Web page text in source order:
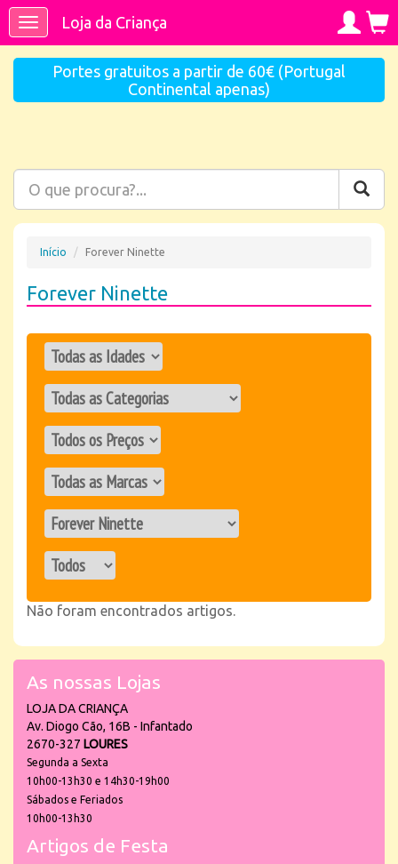
ToggleLoja da Criança
Portes gratuitos a partir de 60€ (Portugal
Continental apenas)
Início Forever Ninette
Forever Ninette
Não foram encontrados artigos.
As nossas Lojas
LOJA DA CRIANÇA
Av. Diogo Cão, 16B - Infantado
2670-327 LOURES
Segunda a Sexta
10h00-13h30 e 14h30-19h00
Sábados e Feriados
10h00-13h30
Artigos de Festa